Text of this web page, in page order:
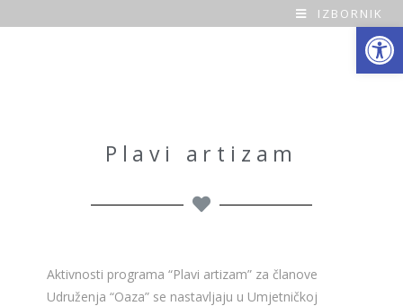
Open toolbar
O
IZBORNIK
Plavi artizam
Aktivnosti programa “Plavi artizam” za članove
Udruženja “Oaza” se nastavljaju u Umjetničkoj